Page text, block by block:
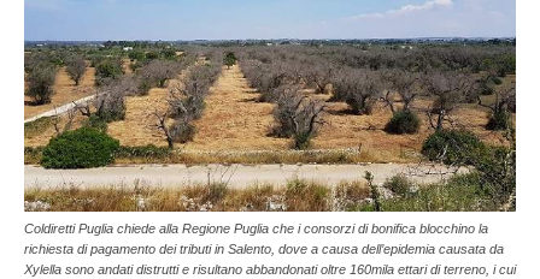
Coldiretti Puglia chiede alla Regione Puglia che i consorzi di bonifica blocchino la
richiesta di pagamento dei tributi in Salento, dove a causa dell’epidemia causata da
Xylella sono andati distrutti e risultano abbandonati oltre 160mila ettari di terreno, i cui